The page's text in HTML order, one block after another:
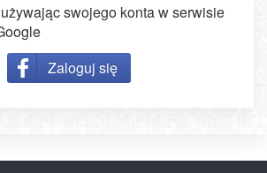
swojego konta w serwisie
Zaloguj się